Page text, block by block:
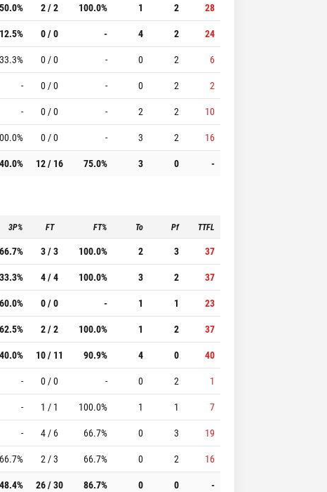
50.0% 2 / 2 100.0% 1 2
28
12.5% 0 / 0 - 4 2
24
33.3% 0 / 0 - 0 2
6
- 0 / 0 - 0 2
2
- 0 / 0 - 2 2
10
0 / 0 - 3 2
16
40.0% 12 / 16 75.0% 3 0 -
3P% FT FT% To Pf TTFL
66.7% 3 / 3 100.0% 2 3
37
33.3% 4 / 4 100.0% 3 2
37
60.0% 0 / 0 - 1 1
23
62.5% 2 / 2 100.0% 1 2
37
40.0% 10 / 11 90.9% 4 0
40
- 0 / 0 - 0 2
1
- 1 / 1 100.0% 1 1
7
- 4 / 6 66.7% 0 3
19
66.7% 2 / 3 66.7% 0 2
16
48.4% 26 / 30 86.7% 0 0 -